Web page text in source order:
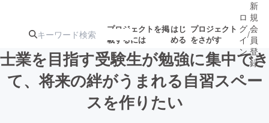
プロジェクトを掲
載するには
はじ
める
プロジェクト
をさがす
注目の新着プロ
ジェクト
募集終了が近いプ
ロ
グ
イ
ン
/
新
規
会
員
登
録
士業を目指す受験生が勉強に集中でき
て、将来の絆がうまれる自習スペー
スを作りたい